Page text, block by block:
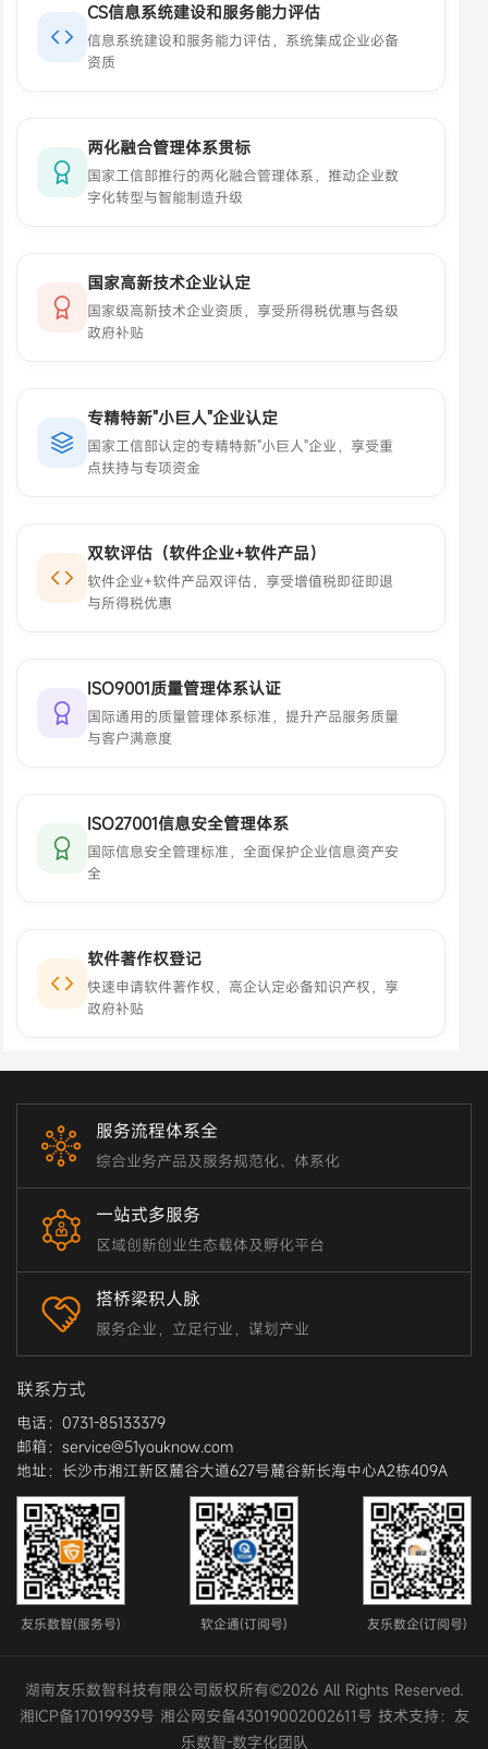
CS信息系统建设和服务能力评估
信息系统建设和服务能力评估，系统集成企业必备
资质
两化融合管理体系贯标
国家工信部推行的两化融合管理体系，推动企业数
字化转型与智能制造升级
国家高新技术企业认定
国家级高新技术企业资质，享受所得税优惠与各级
政府补贴
专精特新"小巨人"企业认定
国家工信部认定的专精特新"小巨人"企业，享受重
点扶持与专项资金
双软评估（软件企业+软件产品）
软件企业+软件产品双评估，享受增值税即征即退
与所得税优惠
ISO9001质量管理体系认证
国际通用的质量管理体系标准，提升产品服务质量
与客户满意度
ISO27001信息安全管理体系
国际信息安全管理标准，全面保护企业信息资产安
全
软件著作权登记
快速申请软件著作权，高企认定必备知识产权，享
政府补贴
服务流程体系全
综合业务产品及服务规范化、体系化
一站式多服务
区域创新创业生态载体及孵化平台
搭桥梁积人脉
服务企业，立足行业，谋划产业
联系方式
电话：0731-85133379
邮箱：service@51youknow.com
地址：长沙市湘江新区麓谷大道627号麓谷新长海中心A2栋409A
友乐数智(服务号) 软企通(订阅号) 友乐数企(订阅号)
湖南友乐数智科技有限公司版权所有©2026 All Rights Reserved.
湘ICP备17019939号 湘公网安备43019002002611号 技术支持： 友
乐数智-数字化团队